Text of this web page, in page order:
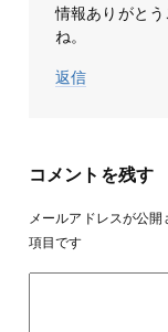
情報ありがと
ね。
返信
コメントを残す
メールアドレスが公開
項目です